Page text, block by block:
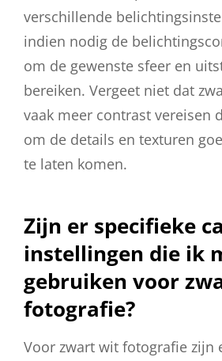
verschillende
indien nodig de
om de gewenste sfeer en
bereiken. Vergeet niet dat
vaak meer contrast vereisen
om de details en texturen
te laten komen.
Zijn er specifieke
instellingen die ik
gebruiken voor
fotografie?
Voor zwart wit fotografie zijn